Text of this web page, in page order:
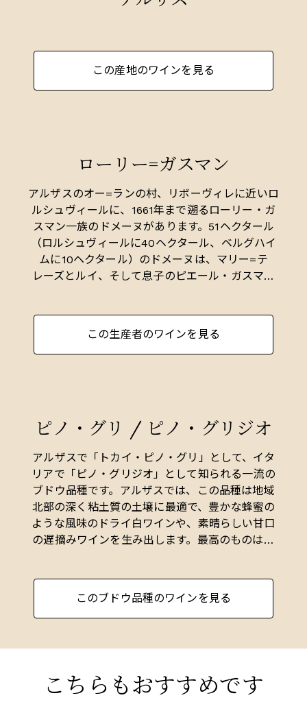
この産地のワインを見る
ローリー=ガスマン
アルザスのオー=ランの村、リボーヴィレに近いロ
ルシュヴィールに、1661年まで遡るローリー・ガ
スマン一族のドメーヌがあります。51ヘクタール
（ロルシュヴィールに40ヘクタール、ベルグハイ
ムに10ヘクタール）のドメーヌは、マリー=テ
レーズとルイ、そして息子のピエール・ガスマン
ビオディナミの原則に従いつつ、一部除草剤も駆
使しながらブドウの栽培を行い。生産量は年間平
均30万本、常時4年分以上（100万本）の在庫をド
い。
西暦742年に初めてワインの産地として注目され
た250haのロルシュヴィールのコミューンは、ア
ルザスに数多くある断層のひとつ（ブルゴーニュ
にある物）に位置しており、石灰岩、砂岩、花崗
岩、シルトなど21種類の土壌が複雑に絡み合って
います。その昔、当局が新しいグラン・クリュ・
ルシュヴィール・グラン・クリュを造るか、まっ
たく造らないか」と条件を提示した結果、今日、
とはいえ、もしプルミエ・クリュの格付けが行わ
この生産者のワインを見る
ピノ・グリ / ピノ・グリジオ
アルザスで「トカイ・ピノ・グリ」として、イタ
リアで「ピノ・グリジオ」として知られる一流の
ブドウ品種です。アルザスでは、この品種は地域
北部の深く粘土質の土壌に最適で、豊かな蜂蜜の
ような風味のドライ白ワインや、素晴らしい甘口
の遅摘みワインを生み出します。最高のものは、
良く熟成し、リッチでバターのような特徴を発展
させます。
アディジェでは、その真価を発揮し、リス・ネリ
このブドウ品種のワインを見る
こちらもおすすめです